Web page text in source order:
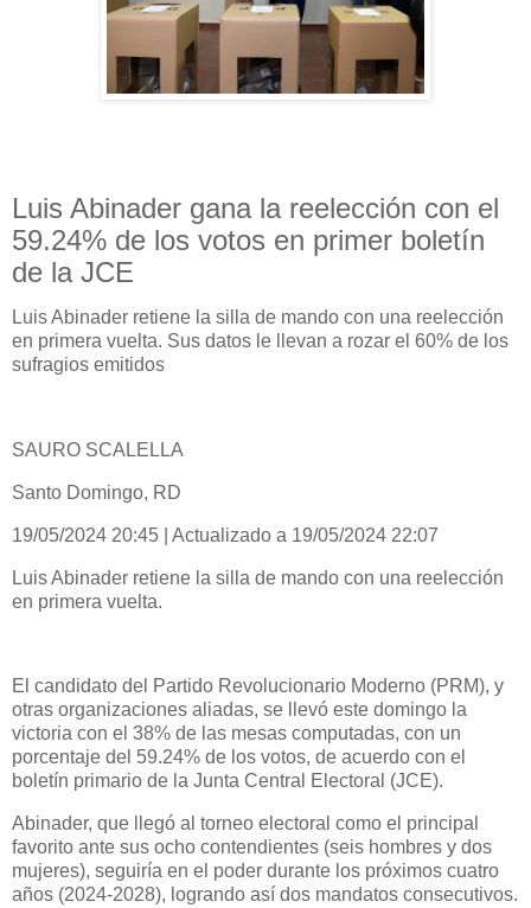
Luis Abinader gana la reelección con el
59.24% de los votos en primer boletín
de la JCE
Luis Abinader retiene la silla de mando con una reelección
en primera vuelta. Sus datos le llevan a rozar el 60% de los
sufragios emitidos
SAURO SCALELLA
Santo Domingo, RD
19/05/2024 20:45 | Actualizado a 19/05/2024 22:07
Luis Abinader retiene la silla de mando con una reelección
en primera vuelta.
El candidato del Partido Revolucionario Moderno (PRM), y
otras organizaciones aliadas, se llevó este domingo la
victoria con el 38% de las mesas computadas, con un
porcentaje del 59.24% de los votos, de acuerdo con el
boletín primario de la Junta Central Electoral (JCE).
Abinader, que llegó al torneo electoral como el principal
favorito ante sus ocho contendientes (seis hombres y dos
mujeres), seguiría en el poder durante los próximos cuatro
años (2024-2028), logrando así dos mandatos consecutivos.